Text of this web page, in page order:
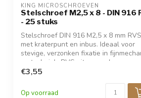
KING MICROSCHROEVEN
Stelschroef M2,5 x 8 - DIN 916
- 25 stuks
Stelschroef DIN 916 M2,5 x 8 mm
met kraterpunt en inbus. Ideaal voor
stevige, verzonken fixatie in
en techniek. RVS uitgevoerd voor
bescherming tegen corrosie. Verpakt
€3,55
Op voorraad